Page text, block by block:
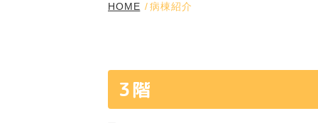
HOME 病棟紹介
3階